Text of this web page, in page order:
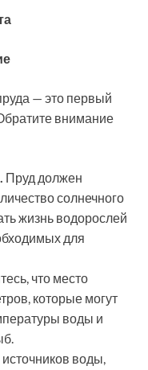
— это первый
внимание
Пруд должен
солнечного
жизнь водорослей
для
что место
которые могут
воды и
воды,